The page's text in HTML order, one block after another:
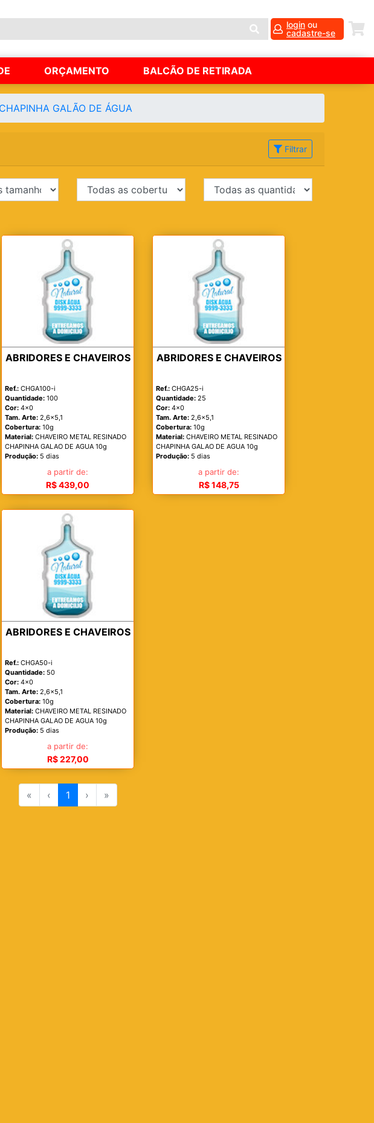
login ou
cadastre-se
ORÇAMENTO BALCÃO DE RETIRADA
CHAPINHA GALÃO DE ÁGUA
Filtrar
ABRIDORES E CHAVEIROS
Ref.: CHGA100-i
Quantidade: 100
Cor: 4x0
Tam. Arte: 2,6x5,1
Cobertura: 10g
Material: CHAVEIRO METAL RESINADO
CHAPINHA GALAO DE AGUA 10g
Produção: 5 dias
a partir de:
R$ 439,00
ABRIDORES E CHAVEIROS
Ref.: CHGA25-i
Quantidade: 25
Cor: 4x0
Tam. Arte: 2,6x5,1
Cobertura: 10g
Material: CHAVEIRO METAL RESINADO
CHAPINHA GALAO DE AGUA 10g
Produção: 5 dias
a partir de:
R$ 148,75
ABRIDORES E CHAVEIROS
Ref.: CHGA50-i
Quantidade: 50
Cor: 4x0
Tam. Arte: 2,6x5,1
Cobertura: 10g
Material: CHAVEIRO METAL RESINADO
CHAPINHA GALAO DE AGUA 10g
Produção: 5 dias
a partir de:
R$ 227,00
« ‹ 1 › »